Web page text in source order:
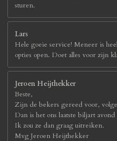
sturen.
Lars
Hele goeie service! Meneer is
opties open. Doet alles voor zijn
Jeroen Heijthekker
Beste,
Zijn de bekers gereed voor,
Dan is het ons laatste biljart
Ik zou ze dan graag uitreiken.
Mvg Jeroen Heijthekker